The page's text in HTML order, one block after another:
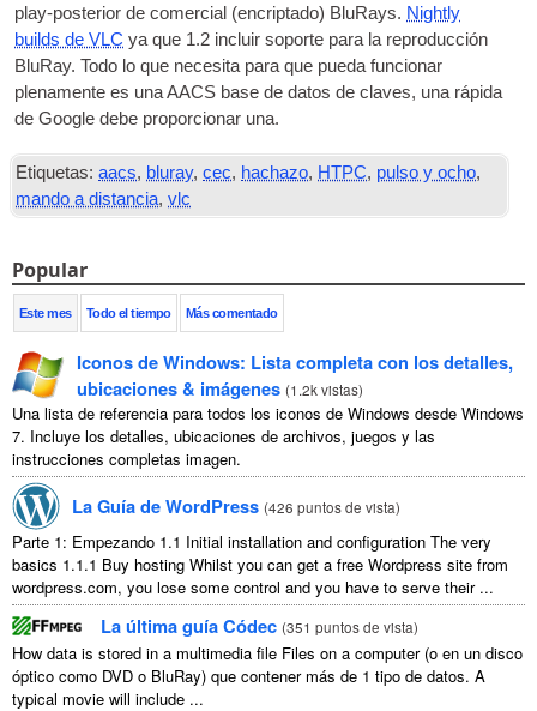
play-posterior de comercial (encriptado) BluRays. Nightly
builds de VLC ya que 1.2 incluir soporte para la reproducción
BluRay. Todo lo que necesita para que pueda funcionar
plenamente es unaAACS base de datos de claves, una rápida
de Google debe proporcionar una.
Etiquetas: aacs, bluray,cec, hachazo, HTPC, pulso y ocho,
mando a distancia,vlc
Popular
Este mes Todo el tiempo Más comentado
Iconos de Windows: Lista completa con los detalles,
ubicaciones & imágenes (1.2k vistas)
Una lista de referencia para todos los iconos de Windows desde Windows
7. Incluye los detalles, ubicaciones de archivos, juegos y las
instrucciones completas imagen.
La Guía de WordPress (426 puntos de vista)
Parte 1: Empezando 1.1 Initial installation and configuration The very
basics 1.1.1 Buy hosting Whilst you can get a free Wordpress site from
wordpress.com, you lose some control and you have to serve their...
La última guía Códec (351 puntos de vista)
How data is stored in a multimedia file Files on a computer(o en un disco
óptico como DVD o BluRay) que contener más de 1 tipo de datos. A
typical movie will include ...